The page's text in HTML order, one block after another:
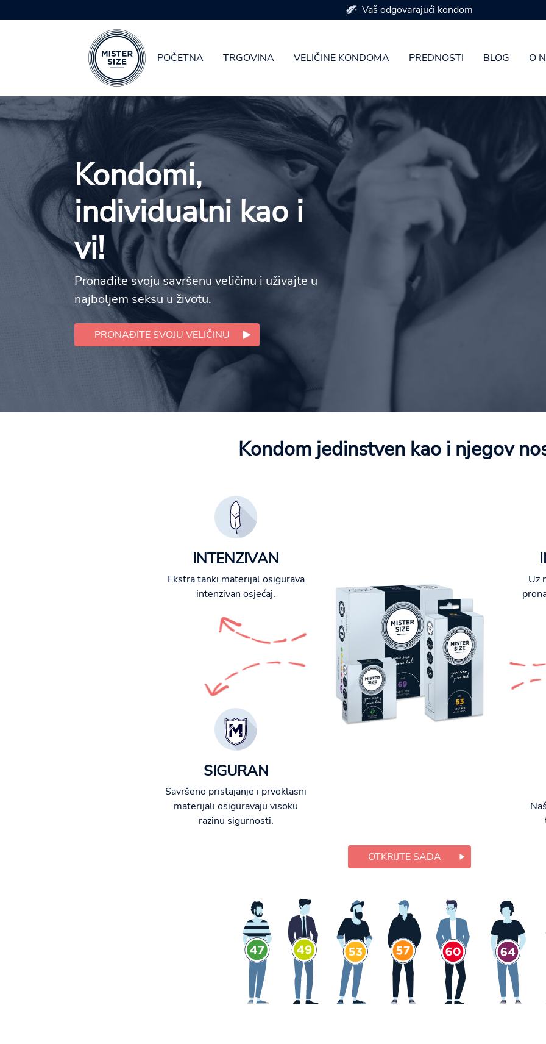
Skip to main content
POČETNA TRGOVINA VELIČINE KONDOMA PREDNOSTI BLOG O
Dostupan u 7 veličina kondoma
Kondomi,
individualni kao i
vi!
Pronađite svoju savršenu veličinu i uživajte u
najboljem seksu u životu.
PRONAĐITE SVOJU VELIČINU
Kondom jedinstven kao i njegov
INTENZIVAN
Ekstra tanki materijal osigurava
intenzivan osjećaj.
SIGURAN
Savršeno pristajanje i prvoklasni
materijali osiguravaju visoku
razinu sigurnosti.
Uz
OTKRIJTE SADA